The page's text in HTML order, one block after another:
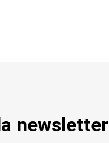
newsletter